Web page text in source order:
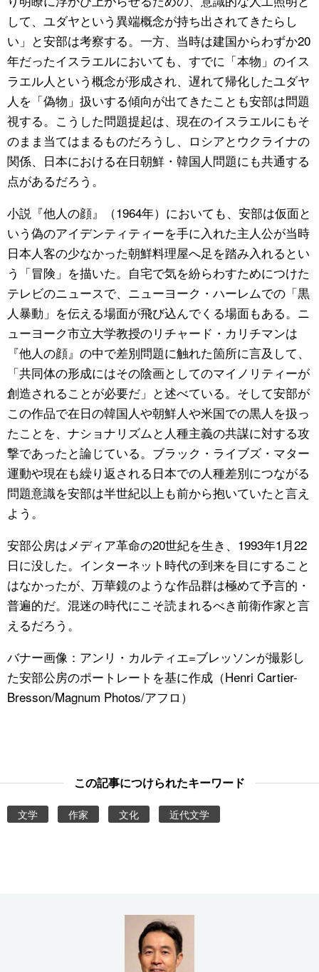
して、ユダヤという異端概念が持ち出されてきたらし
い」と安部は考察する。一方、当時は建国からわずか20
年だったイスラエルにおいても、すでに「本物」のイス
ラエル人という概念が形成され、遅れて帰化したユダヤ
人を「偽物」扱いする傾向が出てきたことも安部は問題
視する。こうした問題提起は、現在のイスラエルにもそ
のまま当てはまるものだろうし、ロシアとウクライナの
関係、日本における在日朝鮮・韓国人問題にも共通する
点があるだろう。
小説『他人の顔』（1964年）においても、安部は仮面と
いう偽のアイデンティティーを手に入れた主人公が当時
日本人客の少なかった朝鮮料理屋へ足を踏み入れるとい
う「冒険」を描いた。自宅で気を紛らわすためにつけた
テレビのニュースで、ニューヨーク・ハーレムでの「黒
人暴動」を伝える場面が飛び込んでくる場面もある。ニ
ューヨーク市立大学教授のリチャード・カリチマンは
『他人の顔』の中で差別問題に触れた箇所に言及して、
「共同体の形成にはその陰画としてのマイノリティーが
創造されることが必要だ」と述べている。そして安部が
この作品で在日の韓国人や朝鮮人や米国での黒人を扱っ
たことを、ナショナリズムと人種主義の共謀に対する攻
撃であったと論じている。ブラック・ライブズ・マター
運動や現在も繰り返される日本での人種差別につながる
問題意識を安部は半世紀以上も前から抱いていたと言え
よう。
安部公房はメディア革命の20世紀を生き、1993年1月22
日に没した。インターネット時代の到来を目にすること
はなかったが、万華鏡のような作品群は極めて予言的・
普遍的だ。混迷の時代にこそ読まれるべき前衛作家と言
えるだろう。
バナー画像：アンリ・カルティエ=ブレッソンが撮影し
た安部公房のポートレートを基に作成（Henri Cartier-
Bresson/Magnum Photos/アフロ）
この記事につけられたキーワード
文学 作家 文化 近代文学